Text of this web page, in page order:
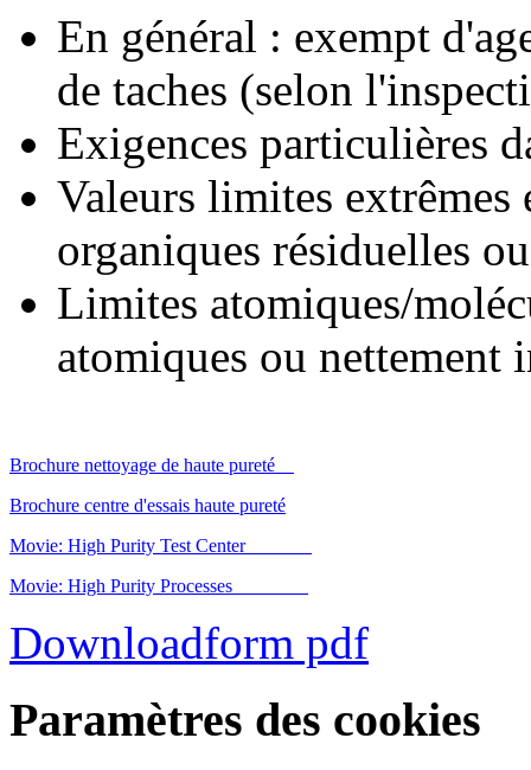
En général : exempt
de taches (selon
Exigences particulières
Valeurs limites extrêmes
organiques résiduelles
Limites atomiques/
atomiques ou nettement
Brochure nettoyage de haute pureté
Brochure centre d'essais haute pureté
Movie: High Purity Test Center
Movie: High Purity Processes
Downloadform pdf
Paramètres des cookies